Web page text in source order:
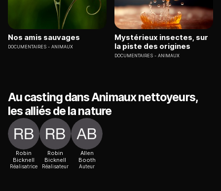
Nos amis sauvages
DOCUMENTAIRES ANIMAUX
Mystérieux insectes, sur
la piste des origines
DOCUMENTAIRES ANIMAUX
Au casting dans Animaux nettoyeurs,
les alliés de la nature
Robin
Bicknell
Réalisatrice
Robin
Bicknell
Réalisateur
Allen
Booth
Auteur